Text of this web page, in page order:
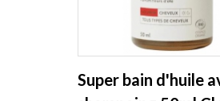
Super bain d'huile